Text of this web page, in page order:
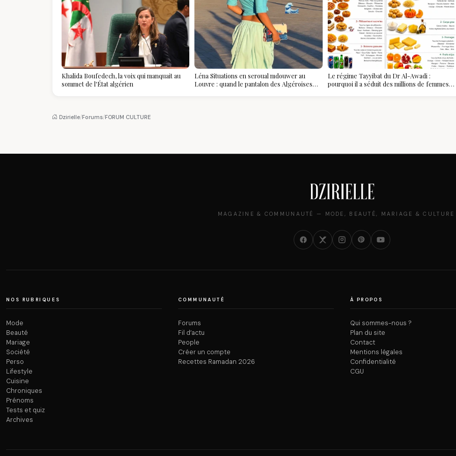
Khalida Boufedech, la voix qui manquait au
sommet de l'État algérien
Léna Situations en seroual mdouwer au
Louvre : quand le pantalon des Algéroises
Le régime Tayyibat du Dr Al-Awadi :
pourquoi il a séduit des millions de femmes
Dzirielle/Forums/FORUM CULTURE
MAGAZINE & COMMUNAUTÉ — MODE, BEAUTÉ, MARIAGE &
NOS RUBRIQUES
Mode
Beauté
Mariage
Société
Perso
Lifestyle
Cuisine
Chroniques
Prénoms
Tests et quiz
Archives
COMMUNAUTÉ
Forums
Fil d’actu
People
Créer un compte
Recettes Ramadan 2026
À PROPOS
Qui sommes-nous ?
Plan du site
Contact
Mentions légales
Confidentialité
CGU